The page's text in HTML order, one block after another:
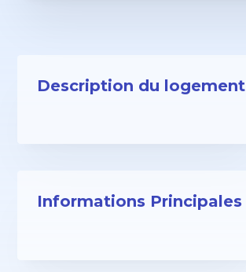
Description du logement
Informations Principales